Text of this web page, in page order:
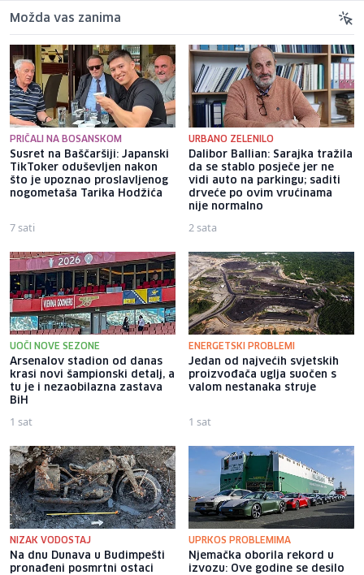
Možda vas zanima
PRIČALI NA BOSANSKOM
Susret na Baščaršiji: Japanski
TikToker oduševljen nakon
što je upoznao proslavljenog
nogometaša Tarika Hodžića
7 sati
URBANO ZELENILO
Dalibor Ballian: Sarajka tražila
da se stablo posječe jer ne
vidi auto na parkingu; saditi
drveće po ovim vrućinama
nije normalno
2 sata
UOČI NOVE SEZONE
Arsenalov stadion od danas
krasi novi šampionski detalj, a
tu je i nezaobilazna zastava
BiH
1 sat
ENERGETSKI PROBLEMI
Jedan od najvećih svjetskih
proizvođača uglja suočen s
valom nestanaka struje
1 sat
NIZAK VODOSTAJ
Na dnu Dunava u Budimpešti
pronađeni posmrtni ostaci
UPRKOS PROBLEMIMA
Njemačka oborila rekord u
izvozu: Ove godine se desilo